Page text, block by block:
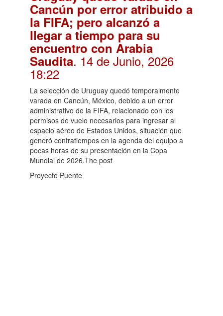
Cancún por error atribuido a
la FIFA; pero alcanzó a
llegar a tiempo para su
encuentro con Arabia
Saudita. 14 de Junio, 2026
18:22
La selección de Uruguay quedó temporalmente
varada en Cancún, México, debido a un error
administrativo de la FIFA, relacionado con los
permisos de vuelo necesarios para ingresar al
espacio aéreo de Estados Unidos, situación que
generó contratiempos en la agenda del equipo a
pocas horas de su presentación en la Copa
Mundial de 2026.The post
Proyecto Puente